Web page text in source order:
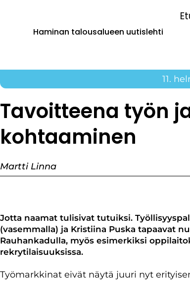
Haminan talousalueen uutislehti
11.
Tavoitteena työn
kohtaaminen
Martti Linna
Jotta naamat tulisivat tutuiksi.
(vasemmalla) ja Kristiina Puska tapaavat
Rauhankadulla, myös esimerkiksi
rekrytilaisuuksissa.
Työmarkkinat eivät näytä juuri nyt